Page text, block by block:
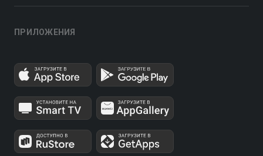
ПРИЛОЖЕНИЯ